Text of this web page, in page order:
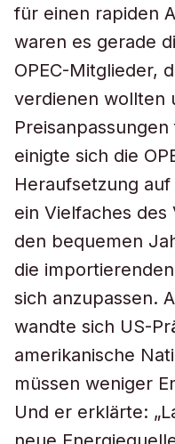
für einen rapiden
waren es gerade
OPEC-Mitglieder,
verdienen wollten
einigte sich die
Heraufsetzung
ein Vielfaches des
den bequemen
die
sich anzupassen.
wandte sich US-
amerikanische
müssen weniger
Und er erklärte: